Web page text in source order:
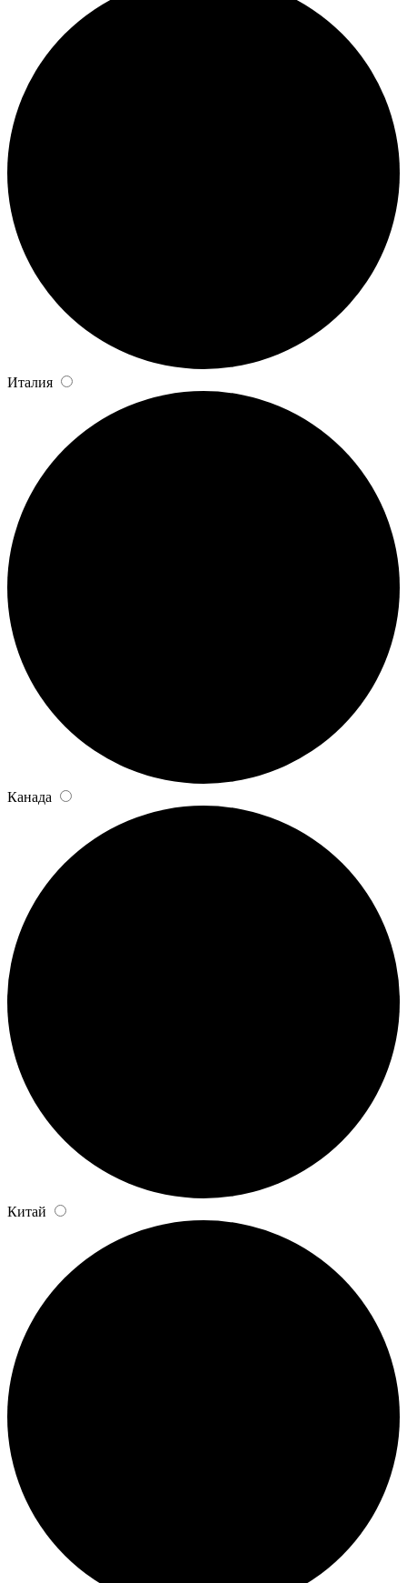
Италия
Канада
Китай